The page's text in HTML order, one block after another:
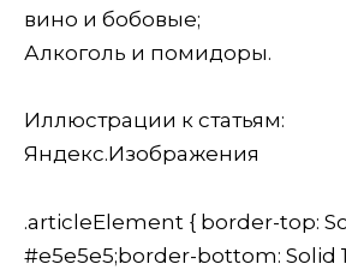
вино и бобовые;
Алкоголь и помидоры.
Иллюстрации к статьям:
Яндекс.Изображения
.articleElement { border-top:
#e5e5e5;border-bottom: Solid